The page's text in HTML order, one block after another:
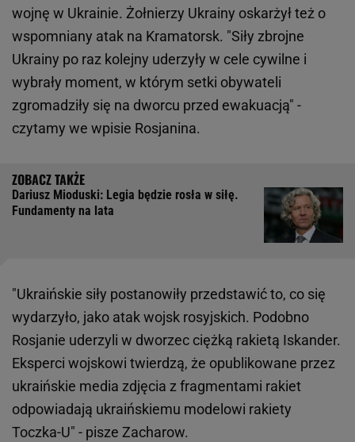
wojnę w Ukrainie. Żołnierzy Ukrainy oskarżył też o
wspomniany atak na Kramatorsk. "Siły zbrojne
Ukrainy po raz kolejny uderzyły w cele cywilne i
wybrały moment, w którym setki obywateli
zgromadziły się na dworcu przed ewakuacją" -
czytamy we wpisie Rosjanina.
Dariusz Mioduski: Legia będzie rosła w siłę.
Fundamenty na lata
"Ukraińskie siły postanowiły przedstawić to, co się
wydarzyło, jako atak wojsk rosyjskich. Podobno
Rosjanie uderzyli w dworzec ciężką rakietą Iskander.
Eksperci wojskowi twierdzą, że opublikowane przez
ukraińskie media zdjęcia z fragmentami rakiet
odpowiadają ukraińskiemu modelowi rakiety
Toczka-U" - pisze Zacharow.